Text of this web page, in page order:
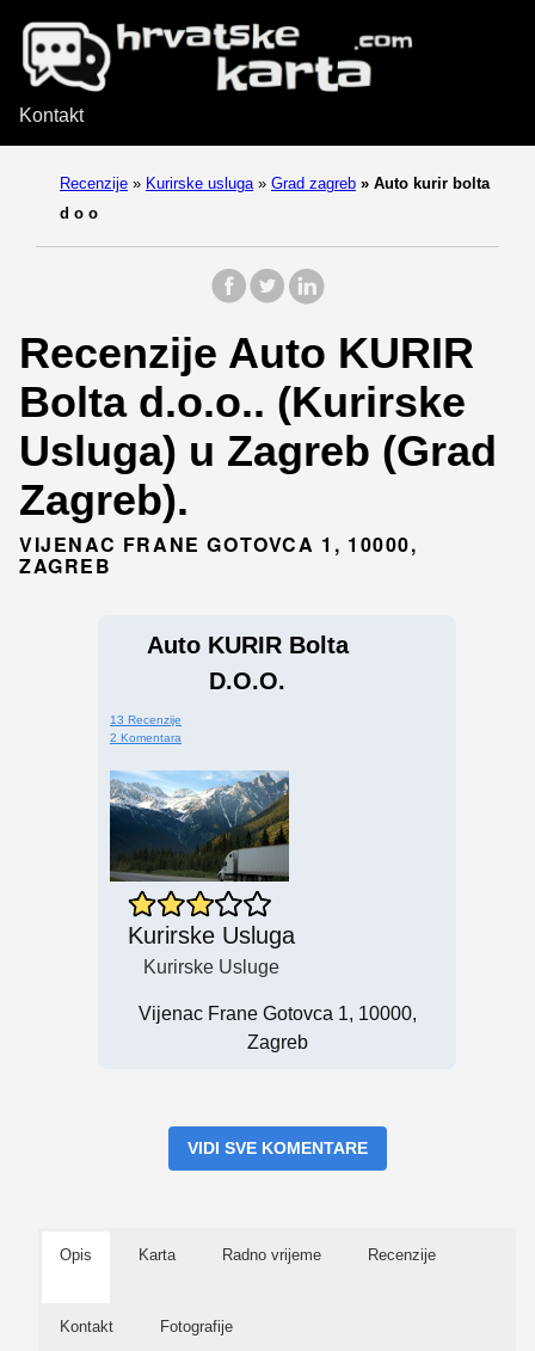
Kontakt
Recenzije » Kurirske usluga » Grad zagreb » Auto kurir bolta
d o o
Recenzije Auto KURIR
Bolta d.o.o.. (Kurirske
Usluga) u Zagreb (Grad
Zagreb).
VIJENAC FRANE GOTOVCA 1, 10000,
ZAGREB
Auto KURIR Bolta
D.o.o.
13 Recenzije
2 Komentara
Kurirske Usluga
Kurirske Usluge
Vijenac Frane Gotovca 1, 10000,
Zagreb
VIDI SVE KOMENTARE
Opis Karta Radno vrijeme Recenzije
Kontakt Fotografije